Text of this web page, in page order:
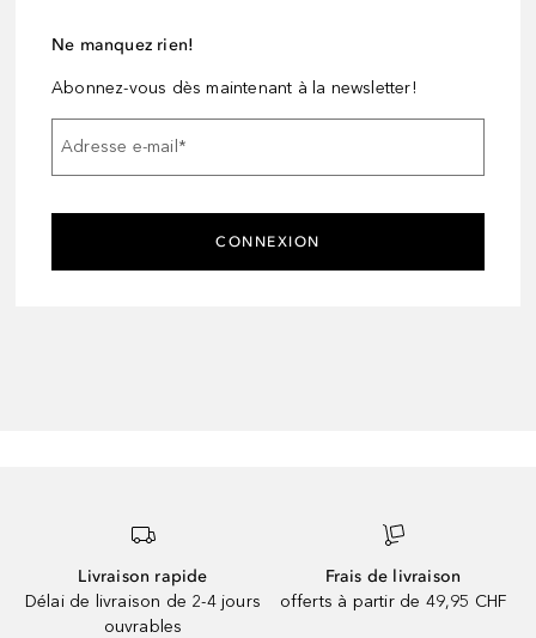
Ne manquez rien!
Abonnez-vous dès maintenant à la newsletter!
Adresse e-mail *
CONNEXION
Livraison rapide
Délai de livraison de 2-4 jours
ouvrables
Frais de livraison
offerts à partir de 49,95 CHF